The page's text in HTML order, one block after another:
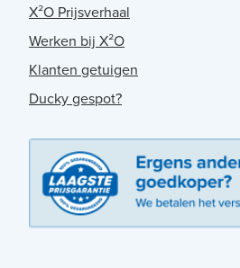
X²O Prijsverhaal
Werken bij X²O
Klanten getuigen
Ducky gespot?